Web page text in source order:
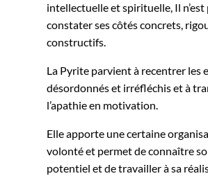
intellectuelle et spirituelle, Il n’est
constater ses côtés concrets,
constructifs.
La Pyrite parvient à recentrer les
désordonnés et irréfléchis et à
l’apathie en motivation.
Elle apporte une certaine
volonté et permet de connaître
potentiel et de travailler à sa